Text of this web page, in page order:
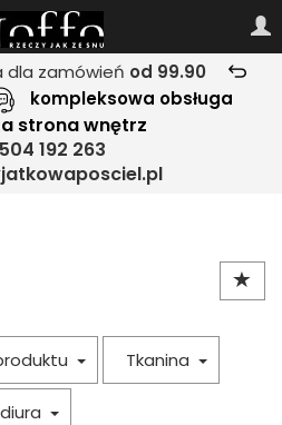
dla zamówień od 99.90
kompleksowa obsługa
strona wnętrz
192 263
Tkanina